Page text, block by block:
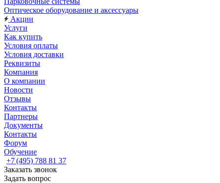
Оптическое оборудование и аксессуары
Акции
Услуги
Как купить
Условия оплаты
Условия доставки
Реквизиты
Компания
О компании
Новости
Отзывы
Контакты
Партнеры
Документы
Контакты
Форум
Обучение
+7 (495) 788 81 37
Заказать звонок
Задать вопрос